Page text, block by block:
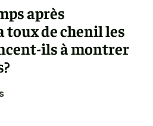
après
toux de chenil les
ils à montrer